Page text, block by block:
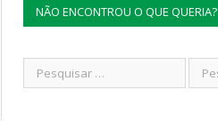
NÃO ENCONTROU O QUE QUERIA?